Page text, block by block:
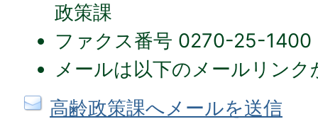
政策課
ファクス番号 0270-25-1400
メールは以下のメールリン
高齢政策課へメールを送信